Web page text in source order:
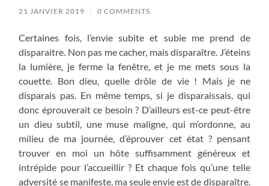
21 JANVIER 2019 / 0 COMMENTS
Certaines fois, l’envie subite et subie me prend de
disparaitre. Non pas me cacher, mais disparaître. J’éteins
la lumière, je ferme la fenêtre, et je me mets sous la
couette. Bon dieu, quelle drôle de vie ! Mais je ne
disparais pas. En même temps, si je disparaissais, qui
donc éprouverait ce besoin ? D’ailleurs est-ce peut-être
un dieu subtil, une muse maligne, qui m’ordonne, au
milieu de ma journée, d’éprouver cet état ? pensant
trouver en moi un hôte suffisamment généreux et
intrépide pour l’accueillir ? Et chaque fois qu’une telle
adversité se manifeste, ma seule envie est de disparaître.